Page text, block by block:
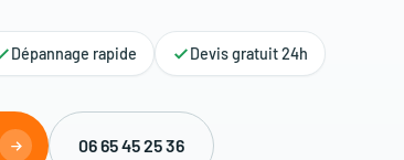
Dépannage rapide Devis gratuit 24h
06 65 45 25 36